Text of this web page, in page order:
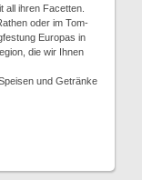
all ihren Facetten.
oder im Tom-
Europas in
die wir Ihnen
und Getränke